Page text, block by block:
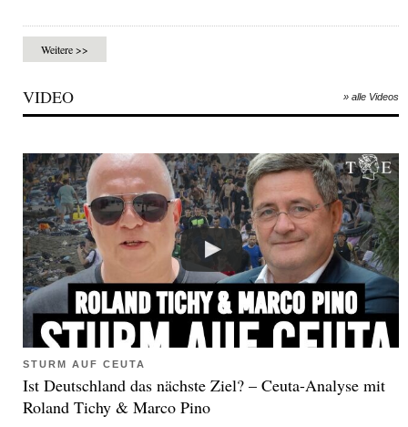
Weitere >>
VIDEO » alle Videos
STURM AUF CEUTA
Ist Deutschland das nächste Ziel? – Ceuta-Analyse mit
Roland Tichy & Marco Pino